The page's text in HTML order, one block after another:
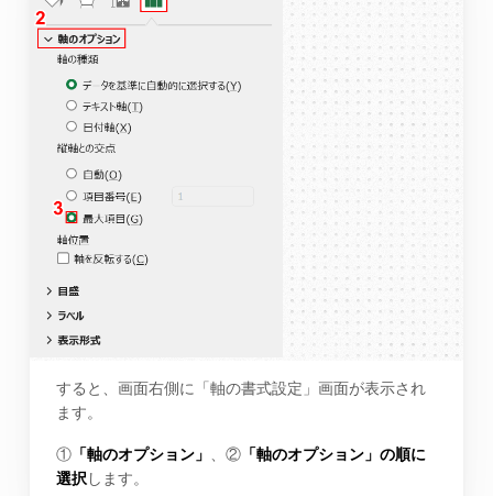
すると、画面右側に「軸の書式設定」画面が表示され
ます。
①「軸のオプション」 、②「軸のオプション」の順に
選択します。